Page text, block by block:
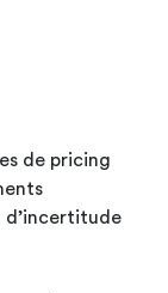
de pricing
d’incertitude